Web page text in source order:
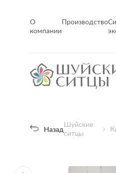
О
компании
Производство
НазадШуйские
ситцы